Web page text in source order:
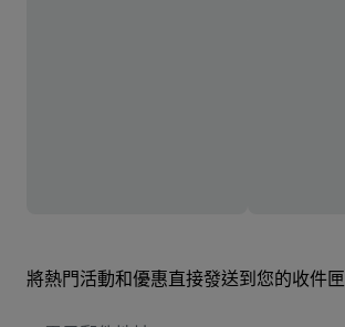
將熱門活動和優惠直接發送到您的收件匣